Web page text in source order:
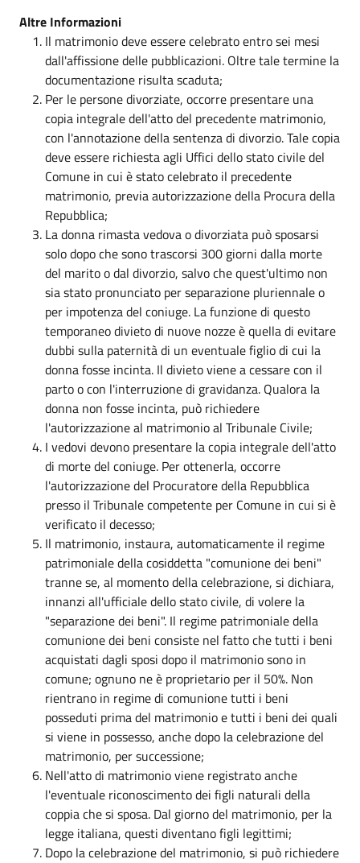
Altre Informazioni
Il matrimonio deve essere celebrato entro sei mesi
dall'affissione delle pubblicazioni. Oltre tale termine la
documentazione risulta scaduta;
Per le persone divorziate, occorre presentare una
copia integrale dell'atto del precedente matrimonio,
con l'annotazione della sentenza di divorzio. Tale copia
deve essere richiesta agli Uffici dello stato civile del
Comune in cui è stato celebrato il precedente
matrimonio, previa autorizzazione della Procura della
Repubblica;
La donna rimasta vedova o divorziata può sposarsi
solo dopo che sono trascorsi 300 giorni dalla morte
del marito o dal divorzio, salvo che quest'ultimo non
sia stato pronunciato per separazione pluriennale o
per impotenza del coniuge. La funzione di questo
temporaneo divieto di nuove nozze è quella di evitare
dubbi sulla paternità di un eventuale figlio di cui la
donna fosse incinta. Il divieto viene a cessare con il
parto o con l'interruzione di gravidanza. Qualora la
donna non fosse incinta, può richiedere
l'autorizzazione al matrimonio al Tribunale Civile;
I vedovi devono presentare la copia integrale dell'atto
di morte del coniuge. Per ottenerla, occorre
l'autorizzazione del Procuratore della Repubblica
presso il Tribunale competente per Comune in cui si è
verificato il decesso;
Il matrimonio, instaura, automaticamente il regime
patrimoniale della cosiddetta "comunione dei beni"
tranne se, al momento della celebrazione, si dichiara,
innanzi all'ufficiale dello stato civile, di volere la
"separazione dei beni". Il regime patrimoniale della
comunione dei beni consiste nel fatto che tutti i beni
acquistati dagli sposi dopo il matrimonio sono in
comune; ognuno ne è proprietario per il 50%. Non
rientrano in regime di comunione tutti i beni
posseduti prima del matrimonio e tutti i beni dei quali
si viene in possesso, anche dopo la celebrazione del
matrimonio, per successione;
Nell'atto di matrimonio viene registrato anche
l'eventuale riconoscimento dei figli naturali della
coppia che si sposa. Dal giorno del matrimonio, per la
legge italiana, questi diventano figli legittimi;
Dopo la celebrazione del matrimonio, si può richiedere